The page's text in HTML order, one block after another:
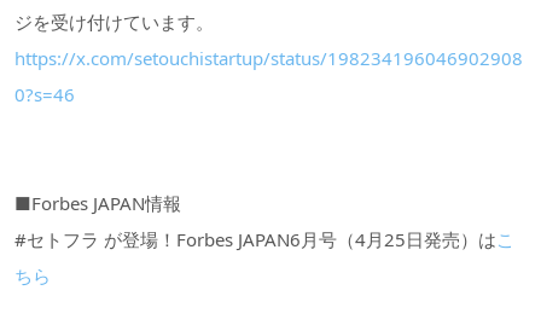
ジを受け付けています。
https://x.com/setouchistartup/status/198234196046902908
0?s=46
■Forbes JAPAN情報
#セトフラ が登場！Forbes JAPAN6月号（4月25日発売）はこ
ちら